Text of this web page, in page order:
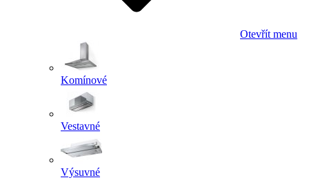
Otevřít menu
Komínové
Vestavné
Výsuvné